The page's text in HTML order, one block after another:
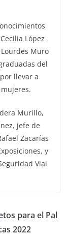
López
Muro
del
llevar a
Murillo,
jefe de
Zacarías
y
Vial
para el Pal
2022